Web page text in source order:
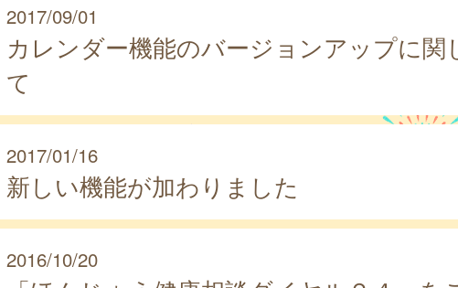
2017/09/01
カレンダー機能のバージョンアップに関
て
2017/01/16
新しい機能が加わりました
2016/10/20